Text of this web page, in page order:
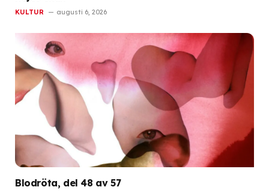
KULTUR augusti 6, 2026
Blodröta, del 48 av 57